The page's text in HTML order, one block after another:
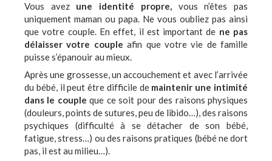
Vous avez une identité propre,vous n’êtes pas
uniquement maman ou papa. Ne vous oubliez pas ainsi
que votre couple. En effet, il est important de ne pas
délaisser votre coupleafin que votre vie de famille
puisse s’épanouir au mieux.
Après une grossesse, un accouchement et avec l’arrivée
du bébé, il peut être difficile de maintenir une intimité
dans le coupleque ce soit pour des raisons physiques
(douleurs, points de sutures, peu de libido…), des raisons
psychiques (difficulté à se détacher de son bébé,
fatigue, stress…) ou des raisons pratiques (bébé ne dort
pas, il est au milieu…).